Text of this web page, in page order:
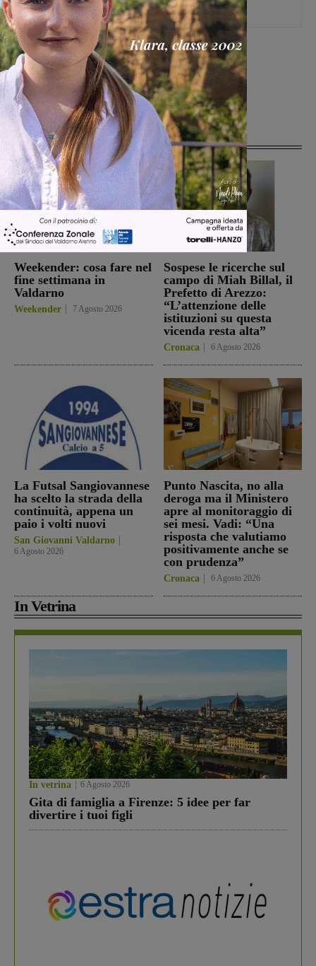
Articoli correlati
Weekender: cosa fare nel
fine settimana in
Valdarno
Weekender 7 Agosto 2026
Sospese le ricerche sul
campo di Miah Billal, il
Prefetto di Arezzo:
“L’attenzione delle
istituzioni su questa
vicenda resta alta”
Cronaca 6 Agosto 2026
La Futsal Sangiovannese
ha scelto la strada della
continuità, appena un
paio i volti nuovi
San Giovanni Valdarno
6 Agosto 2026
Punto Nascita, no alla
deroga ma il Ministero
apre al monitoraggio di
sei mesi. Vadi: “Una
risposta che valutiamo
positivamente anche se
con prudenza”
Cronaca 6 Agosto 2026
In Vetrina
In vetrina 6 Agosto 2026
Gita di famiglia a Firenze: 5 idee per far
divertire i tuoi figli
[rp4wp limit=4]